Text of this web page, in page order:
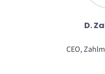
D.
CEO,